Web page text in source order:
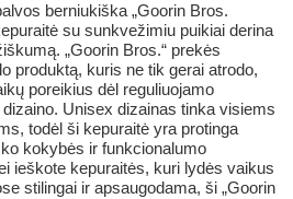
berniukiška „Goorin Bros.
su sunkvežimiu puikiai derina
„Goorin Bros.“ prekės
produktą, kuris ne tik gerai atrodo,
poreikius dėl reguliuojamo
Unisex dizainas tinka visiems
todėl ši kepuraitė yra protinga
kokybės ir funkcionalumo
ieškote kepuraitės, kuri lydės vaikus
stilingai ir apsaugodama, ši „Goorin